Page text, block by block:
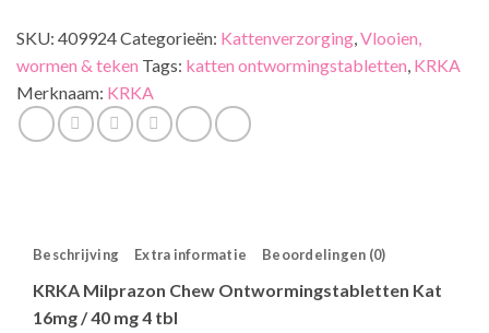
SKU: 409924Categorieën: Kattenverzorging,Vlooien,
wormen & teken Tags: katten ontwormingstabletten, KRKA
Merknaam: KRKA
Beschrijving Extra informatie Beoordelingen (0)
KRKA Milprazon Chew Ontwormingstabletten Kat
16mg / 40 mg 4 tbl